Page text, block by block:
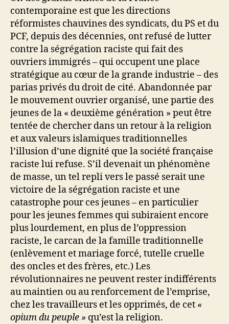
contemporaine est que les directions
réformistes chauvines des syndicats, du PS et du
PCF, depuis des décennies, ont refusé de lutter
contre la ségrégation raciste qui fait des
ouvriers immigrés – qui occupent une place
stratégique au cœur de la grande industrie – des
parias privés du droit de cité. Abandonnée par
le mouvement ouvrier organisé, une partie des
jeunes de la « deuxième génération » peut être
tentée de chercher dans un retour à la religion
et aux valeurs islamiques traditionnelles
l’illusion d’une dignité que la société française
raciste lui refuse. S’il devenait un phénomène
de masse, un tel repli vers le passé serait une
victoire de la ségrégation raciste et une
catastrophe pour ces jeunes – en particulier
pour les jeunes femmes qui subiraient encore
plus lourdement, en plus de l’oppression
raciste, le carcan de la famille traditionnelle
(enlèvement et mariage forcé, tutelle cruelle
des oncles et des frères, etc.) Les
révolutionnaires ne peuvent rester indifférents
au maintien ou au renforcement de l’emprise,
chez les travailleurs et les opprimés, de cet «
opium du peuple » qu’est la religion.